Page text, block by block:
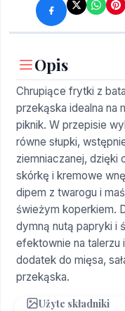
Opis
Chrupiące frytki z
przekąska idealna na
piknik. W przepisie
równe słupki,
ziemniaczanej, dzięki
skórkę i kremowe
dipem z twarogu i
świeżym koperkiem.
dymną nutą papryki i
efektownie na talerzu
dodatek do mięsa,
przekąska.
Użyte składniki